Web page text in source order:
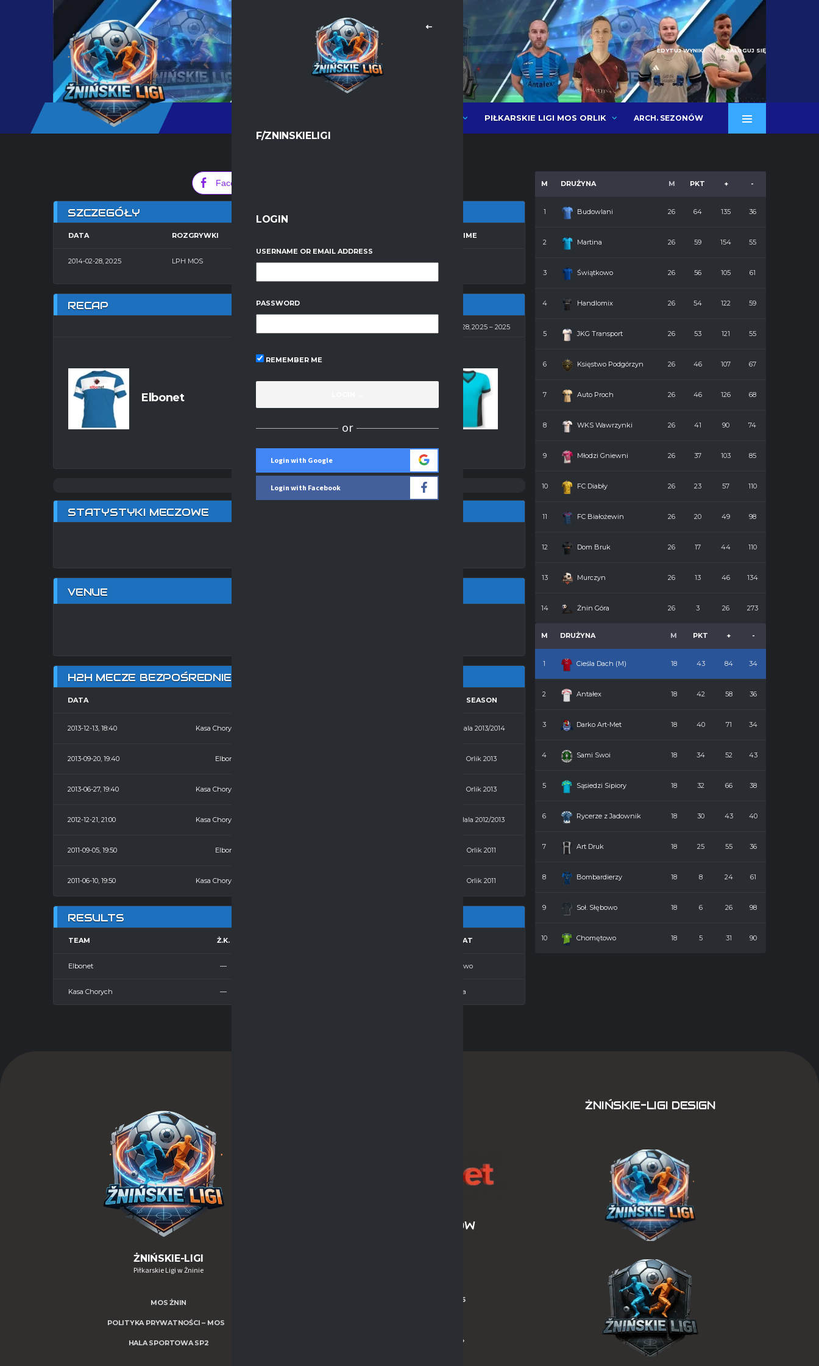
EDYTUJ WYNIKI ZALOGUJ SIĘ
PIŁKARSKIE LIGI MOS ORLIK ARCH. SEZONÓW
F/ZNINSKIELIGI
LOGIN
USERNAME OR EMAIL ADDRESS
PASSWORD
REMEMBER ME
or
Login with Google
Login with Facebook
Facebook
SZCZEGÓŁY
DATA ROZGRYWKI FULL TIME
2014-02-28, 20:25 LPH MOS Hala 2013/2014 19 30'
RECAP
2014-02-28, 20:25 20:25
Elbonet
Wynik
STATYSTYKI MECZOWE
VENUE
H2H MECZE BEZPOŚREDNIE
DATA SEASON
2013-12-13, 18:40 Kasa Chorych Hala 2013/2014
2013-09-20, 19:40 Elbonet Orlik 2013
2013-06-27, 19:40 Kasa Chorych Orlik 2013
2012-12-21, 21:00 Kasa Chorych Hala 2012/2013
2011-09-05, 19:50 Elbonet Orlik 2011
2011-06-10, 19:50 Kasa Chorych Orlik 2011
RESULTS
TEAM Ż.K. REZULTAT
Elbonet — Zwycięstwo
Kasa Chorych — Porażka
M DRUŻYNA M PKT + -
1 Budowlani 26 64 135 36
2 Martina 26 59 154 55
3 Świątkowo 26 56 105 61
4 Handlomix 26 54 122 59
5 JKG Transport 26 53 121 55
6 Księstwo Podgórzyn 26 46 107 67
7 Auto Proch 26 46 126 68
8 WKS Wawrzynki 26 41 90 74
9 Młodzi Gniewni 26 37 103 85
10 FC Diabły 26 23 57 110
11 FC Białożewin 26 20 49 98
12 Dom Bruk 26 17 44 110
13 Murczyn 26 13 46 134
14 Żnin Góra 26 3 26 273
M DRUŻYNA M PKT + -
1 Cieśla Dach (M) 18 43 84 34
2 Antałex 18 42 58 36
3 Darko Art-Met 18 40 71 34
4 Sami Swoi 18 34 52 43
5 Sąsiedzi Sipiory 18 32 66 38
6 Rycerze z Jadownik 18 30 43 40
7 Art Druk 18 25 55 36
8 Bombardierzy 18 8 24 61
9 Soł. Słębowo 18 6 26 98
10 Chomętowo 18 5 31 90
ŻNIŃSKIE-LIGI
Piłkarskie Ligi w Żninie
MOS ŻNIN
POLITYKA PRYWATNOŚCI – MOS
HALA SPORTOWA SP2
ARCHIWUM SEZONÓW
LPH MOS OLDBOYS 2024/2025
PL MOS ORLIK OLDBOYS 2024
ŻNIŃSKIE-LIGI DESIGN